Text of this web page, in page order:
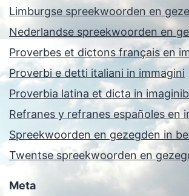
Limburgse spreekwoorden en
Nederlandse spreekwoorden en
Proverbes et dictons français en
Proverbi e detti italiani in immagini
Proverbia latina et dicta in
Refranes y refranes españoles en
Spreekwoorden en gezegden in
Twentse spreekwoorden en
Meta